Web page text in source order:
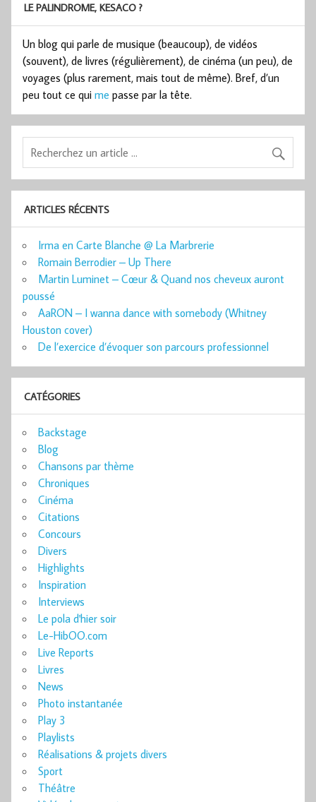
LE PALINDROME, KESACO ?
Un blog qui parle de musique (beaucoup), de vidéos
(souvent), de livres (régulièrement), de cinéma (un peu), de
voyages (plus rarement, mais tout de même). Bref, d’un
peu tout ce qui me passe par la tête.
ARTICLES RÉCENTS
Irma en Carte Blanche @ La Marbrerie
Romain Berrodier – Up There
Martin Luminet – Cœur & Quand nos cheveux auront
poussé
AaRON – I wanna dance with somebody (Whitney
Houston cover)
De l’exercice d’évoquer son parcours professionnel
CATÉGORIES
Backstage
Blog
Chansons par thème
Chroniques
Cinéma
Citations
Concours
Divers
Highlights
Inspiration
Interviews
Le pola d'hier soir
Le-HibOO.com
Live Reports
Livres
News
Photo instantanée
Play 3
Playlists
Réalisations & projets divers
Sport
Théâtre